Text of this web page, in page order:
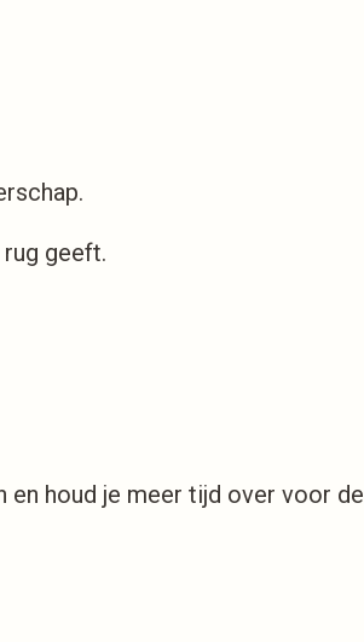
geeft.
houd je meer tijd over voor de